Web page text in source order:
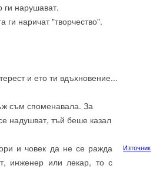
ги нарушават.
ги наричат "творчество".
и ето ти вдъхновение...
Източник
съм споменавала. За
надушват, тъй беше казал
и човек да не се ражда
инженер или лекар, то с